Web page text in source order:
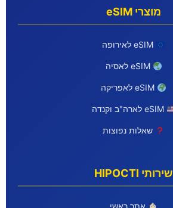
מוצרי eSIM
eSIM לאסיה
eSIM לארה"ב וקנדה
שאלות נפוצות
שירותי HIPOCTI